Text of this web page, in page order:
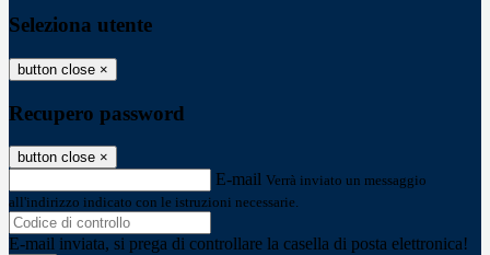
Seleziona utente
button close ×
Recupero password
button close ×
E-mail Verrà inviato un messaggio
all'indirizzo indicato con le istruzioni necessarie.
E-mail inviata, si prega di controllare la casella di posta elettronica!